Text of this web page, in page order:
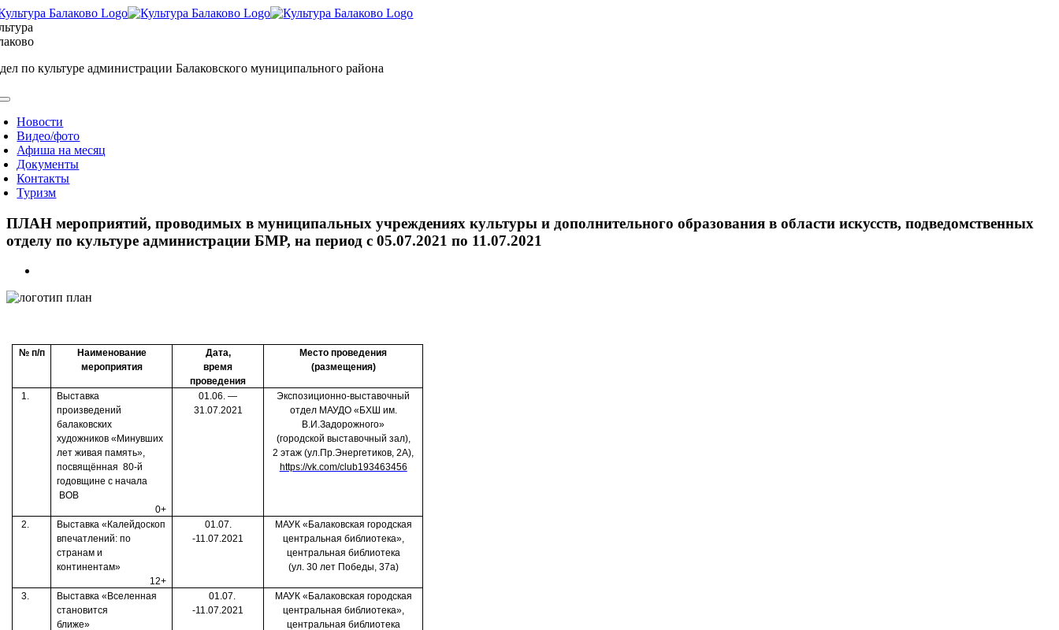
Skip
to
content
по культуре администрации Балаковского муниципального района
Новости
Видео/фото
Афиша на месяц
Документы
Контакты
Туризм
ПЛАН мероприятий, проводимых в муниципальных учреждениях культуры и дополнительного образования в области искусств, подведомственных
отделу по культуре администрации БМР, на период с 05.07.2021 по 11.07.2021
Image
№ п/п
Наименование
мероприятия
Дата,
время
проведения
Место проведения
(размещения)
1.
Выставка
произведений
балаковских
художников «Минувших
лет живая память»,
посвящённая 80-й
годовщине с начала
ВОВ
0+
01.06. —
31.07.2021
Экспозиционно-выставочный
отдел МАУДО «БХШ им.
В.И.Задорожного»
(городской выставочный зал),
2 этаж (ул.Пр.Энергетиков, 2А),
https://vk.com/club193463456
2.
Выставка «Калейдоскоп
впечатлений: по
странам и
континентам»
12+
01.07.
-11.07.2021
МАУК «Балаковская городская
центральная библиотека»,
центральная библиотека
(ул. 30 лет Победы, 37а)
3.
Выставка «Вселенная
становится
ближе»
01.07.
-11.07.2021
МАУК «Балаковская городская
центральная библиотека»,
центральная библиотека